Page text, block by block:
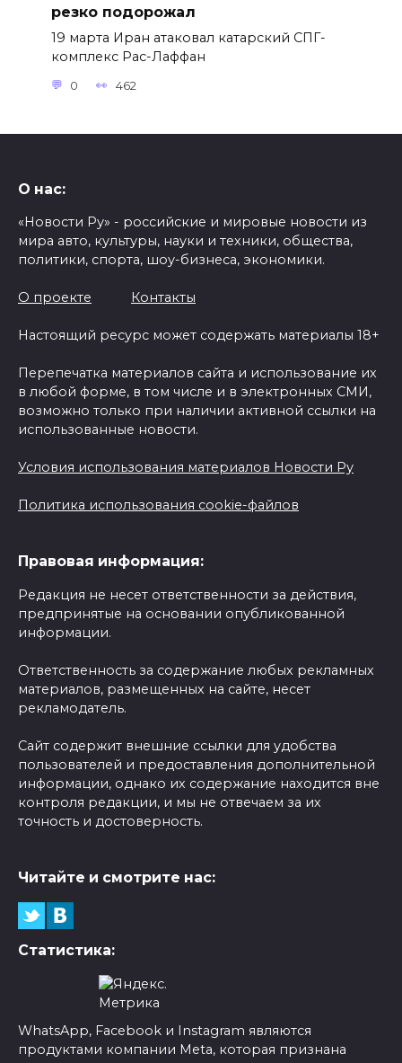
резко подорожал
19 марта Иран атаковал катарский СПГ-
комплекс Рас-Лаффан
0 462
О нас:
«Новости Ру» - российские и мировые новости из
мира авто, культуры, науки и техники, общества,
политики, спорта, шоу-бизнеса, экономики.
О проекте Контакты
Настоящий ресурс может содержать материалы 18+
Перепечатка материалов сайта и использование их
в любой форме, в том числе и в электронных СМИ,
возможно только при наличии активной ссылки на
использованные новости.
Условия использования материалов Новости Ру
Политика использования cookie-файлов
Правовая информация:
Редакция не несет ответственности за действия,
предпринятые на основании опубликованной
информации.
Ответственность за содержание любых рекламных
материалов, размещенных на сайте, несет
рекламодатель.
Сайт содержит внешние ссылки для удобства
пользователей и предоставления дополнительной
информации, однако их содержание находится вне
контроля редакции, и мы не отвечаем за их
точность и достоверность.
Читайте и смотрите нас:
Статистика:
WhatsApp, Facebook и Instagram являются
продуктами компании Meta, которая признана